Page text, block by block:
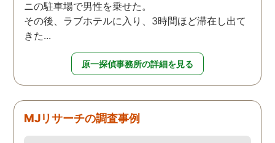
ニの駐車場で男性を乗せた。
その後、ラブホテルに入り、3時間ほど滞在し出て
きた...
原一探偵事務所の詳細を見る
MJリサーチの調査事例